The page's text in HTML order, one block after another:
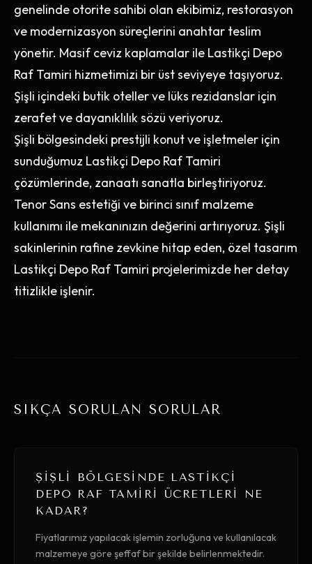
genelinde otorite sahibi olan ekibimiz, restorasyon
ve modernizasyon süreçlerini anahtar teslim
yönetir. Masif ceviz kaplamalar ile Lastikçi Depo
Raf Tamiri hizmetimizi bir üst seviyeye taşıyoruz.
Şişli içindeki butik oteller ve lüks rezidanslar için
zerafet ve dayanıklılık sözü veriyoruz.
Şişli bölgesindeki prestijli konut ve işletmeler için
sunduğumuz Lastikçi Depo Raf Tamiri
çözümlerinde, zanaatı sanatla birleştiriyoruz.
Tenor Sans estetiği ve birinci sınıf malzeme
kullanımı ile mekanınızın değerini artırıyoruz. Şişli
sakinlerinin rafine zevkine hitap eden, özel tasarım
Lastikçi Depo Raf Tamiri projelerimizde her detay
titizlikle işlenir.
SIKÇA SORULAN SORULAR
ŞIŞLI BÖLGESINDE LASTIKÇI
DEPO RAF TAMIRI ÜCRETLERI NE
KADAR?
Fiyatlarımız yapılacak işlemin zorluğuna ve kullanılacak
malzemeye göre şeffaf bir şekilde belirlenmektedir.